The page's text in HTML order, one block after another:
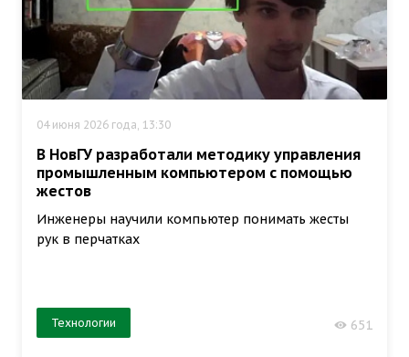
04 июня 2026 года, 13:30
В НовГУ разработали методику управления
промышленным компьютером с помощью
жестов
Инженеры научили компьютер понимать жесты
рук в перчатках
Технологии 651